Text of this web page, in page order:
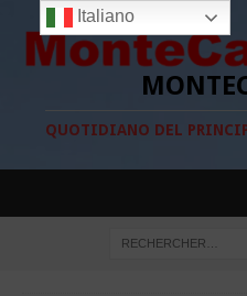
QUOTIDIANO DEL
Italiano